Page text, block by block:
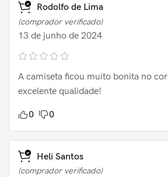
Rodolfo de Lima
(comprador verificado)
13 de junho de 2024
A camiseta ficou muito bonita no
excelente qualidade!
0 0
Heli Santos
(comprador verificado)